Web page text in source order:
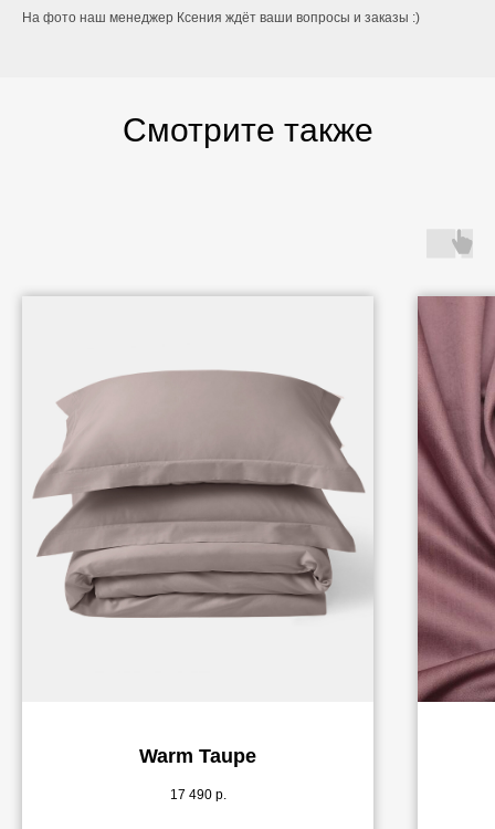
На фото наш менеджер Ксения ждёт ваши вопросы и заказы :)
Смотрите также
Warm Taupe
17 490 р.